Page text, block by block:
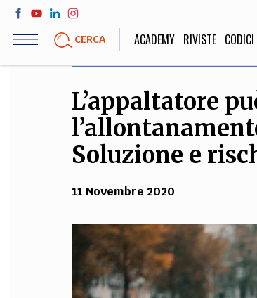
Salta
contenuto
CERCA ACADEMY RIVISTE CODICI
LIFE STYLE
Sport, Cucina, Viaggi,
Moda
L’appaltatore
Soluzione e
11 Novembre 2020